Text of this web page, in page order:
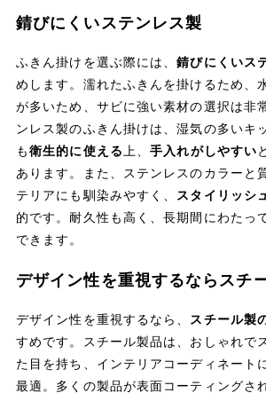
錆びにくいステンレス製
ふきん掛けを選ぶ際には、錆びにくいス
めします。濡れたふきんを掛けるため、
が多いため、サビに強い素材の選択は非
ンレス製のふきん掛けは、湿気の多いキ
も衛生的に使える 上、手入れがしやすい
あります。また、ステンレスのカラーと
テリアにも馴染みやすく、
スタイリッシ
的です。耐久性も高く、長期間にわたっ
できます。
デザイン性を重視するならスチ
デザイン性を重視するなら、 スチール製
すめです。スチール製品は、おしゃれで
た目を持ち、インテリアコーディネート
最適。多くの製品が表面コーティングさ